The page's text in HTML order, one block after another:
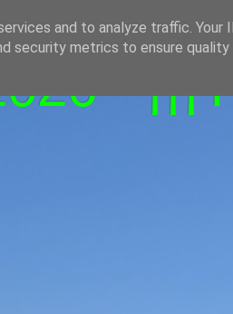
-
and to analyze traffic. Your
security metrics to ensure